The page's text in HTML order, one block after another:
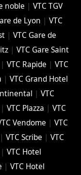
noble | VTC TGV
de Lyon | VTC
| VTC Gare de
| VTC Gare Saint
VTC Rapide | VTC
| VTC Grand Hotel
| VTC
|VTC Plazza |VTC
Vendome |VTC
| VTC Scribe | VTC
|VTC Hotel
| VTC Hotel